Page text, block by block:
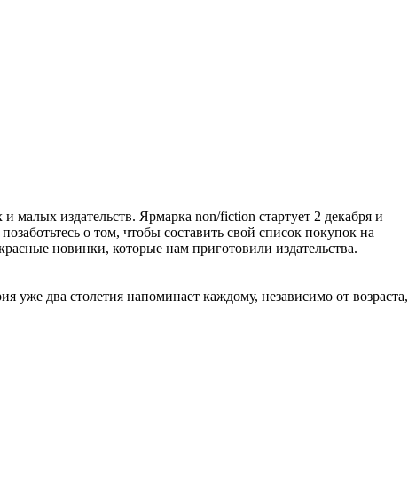
малых издательств. Ярмарка non/fiction стартует 2 декабря и
о том, чтобы составить свой список покупок на
новинки, которые нам приготовили издательства.
два столетия напоминает каждому, независимо от возраста,